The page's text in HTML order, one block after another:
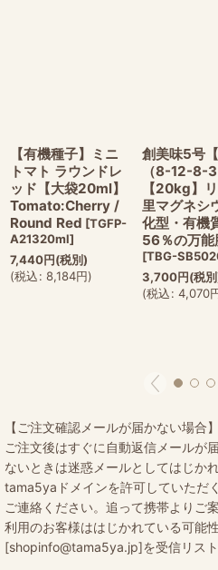
【有機種子】ミニ
トマト ラウンドレ
ッド【大袋20ml】
Tomato:Cherry /
Round Red [TGFP-
A21320ml]
7,440円(税別)
(税込: 8,184円)
創美味5号【
（8-12-8-3
【20kg】
里マグネシ
化型・有機
56％の万能
[TBG-
3,700円(税
(税込: 4,070
【ご注文確認メールが届かない場合】
ご注文後はすぐに自動返信メールが
ないときは迷惑メールとしてはじか
tama5yaドメインを許可していただ
ご連絡ください。追って携帯よりご
利用のお客様ははじかれている可能性
[shopinfo@tama5ya.jp]を受信リスト